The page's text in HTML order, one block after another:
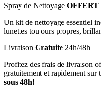
Spray de Nettoyage OFFERT
Un kit de nettoyage essentiel
lunettes toujours propres,
Livraison Gratuite 24h/48h
Profitez des frais de livraison
gratuitement et rapidement sur
sous 48h!